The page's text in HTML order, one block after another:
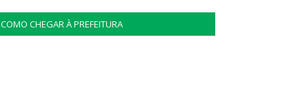
COMO CHEGAR À PREFEITURA